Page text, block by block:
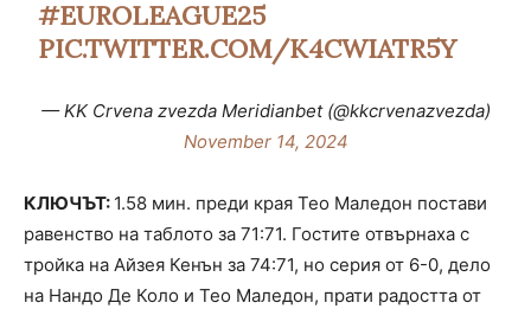
#EUROLEAGUE25
PIC.TWITTER.COM/K4CWIATR5Y
— KK Crvena zvezda Meridianbet (@kkcrvenazvezda)
November 14, 2024
КЛЮЧЪТ: 1.58 мин. преди края Тео Маледон постави
равенство на таблото за 71:71. Гостите отвърнаха с
тройка на Айзея Кенън за 74:71, но серия от 6-0, дело
на Нандо Де Коло и Тео Маледон, прати радостта от